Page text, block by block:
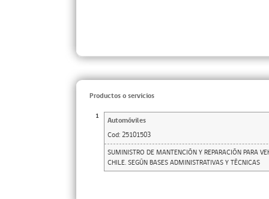
Productos o servicios
1
Automóviles
Cod: 25101503
SUMINISTRO DE MANTENCIÓN Y REPARACIÓN PARA
CHILE. SEGÚN BASES ADMINISTRATIVAS Y TÉCNICAS